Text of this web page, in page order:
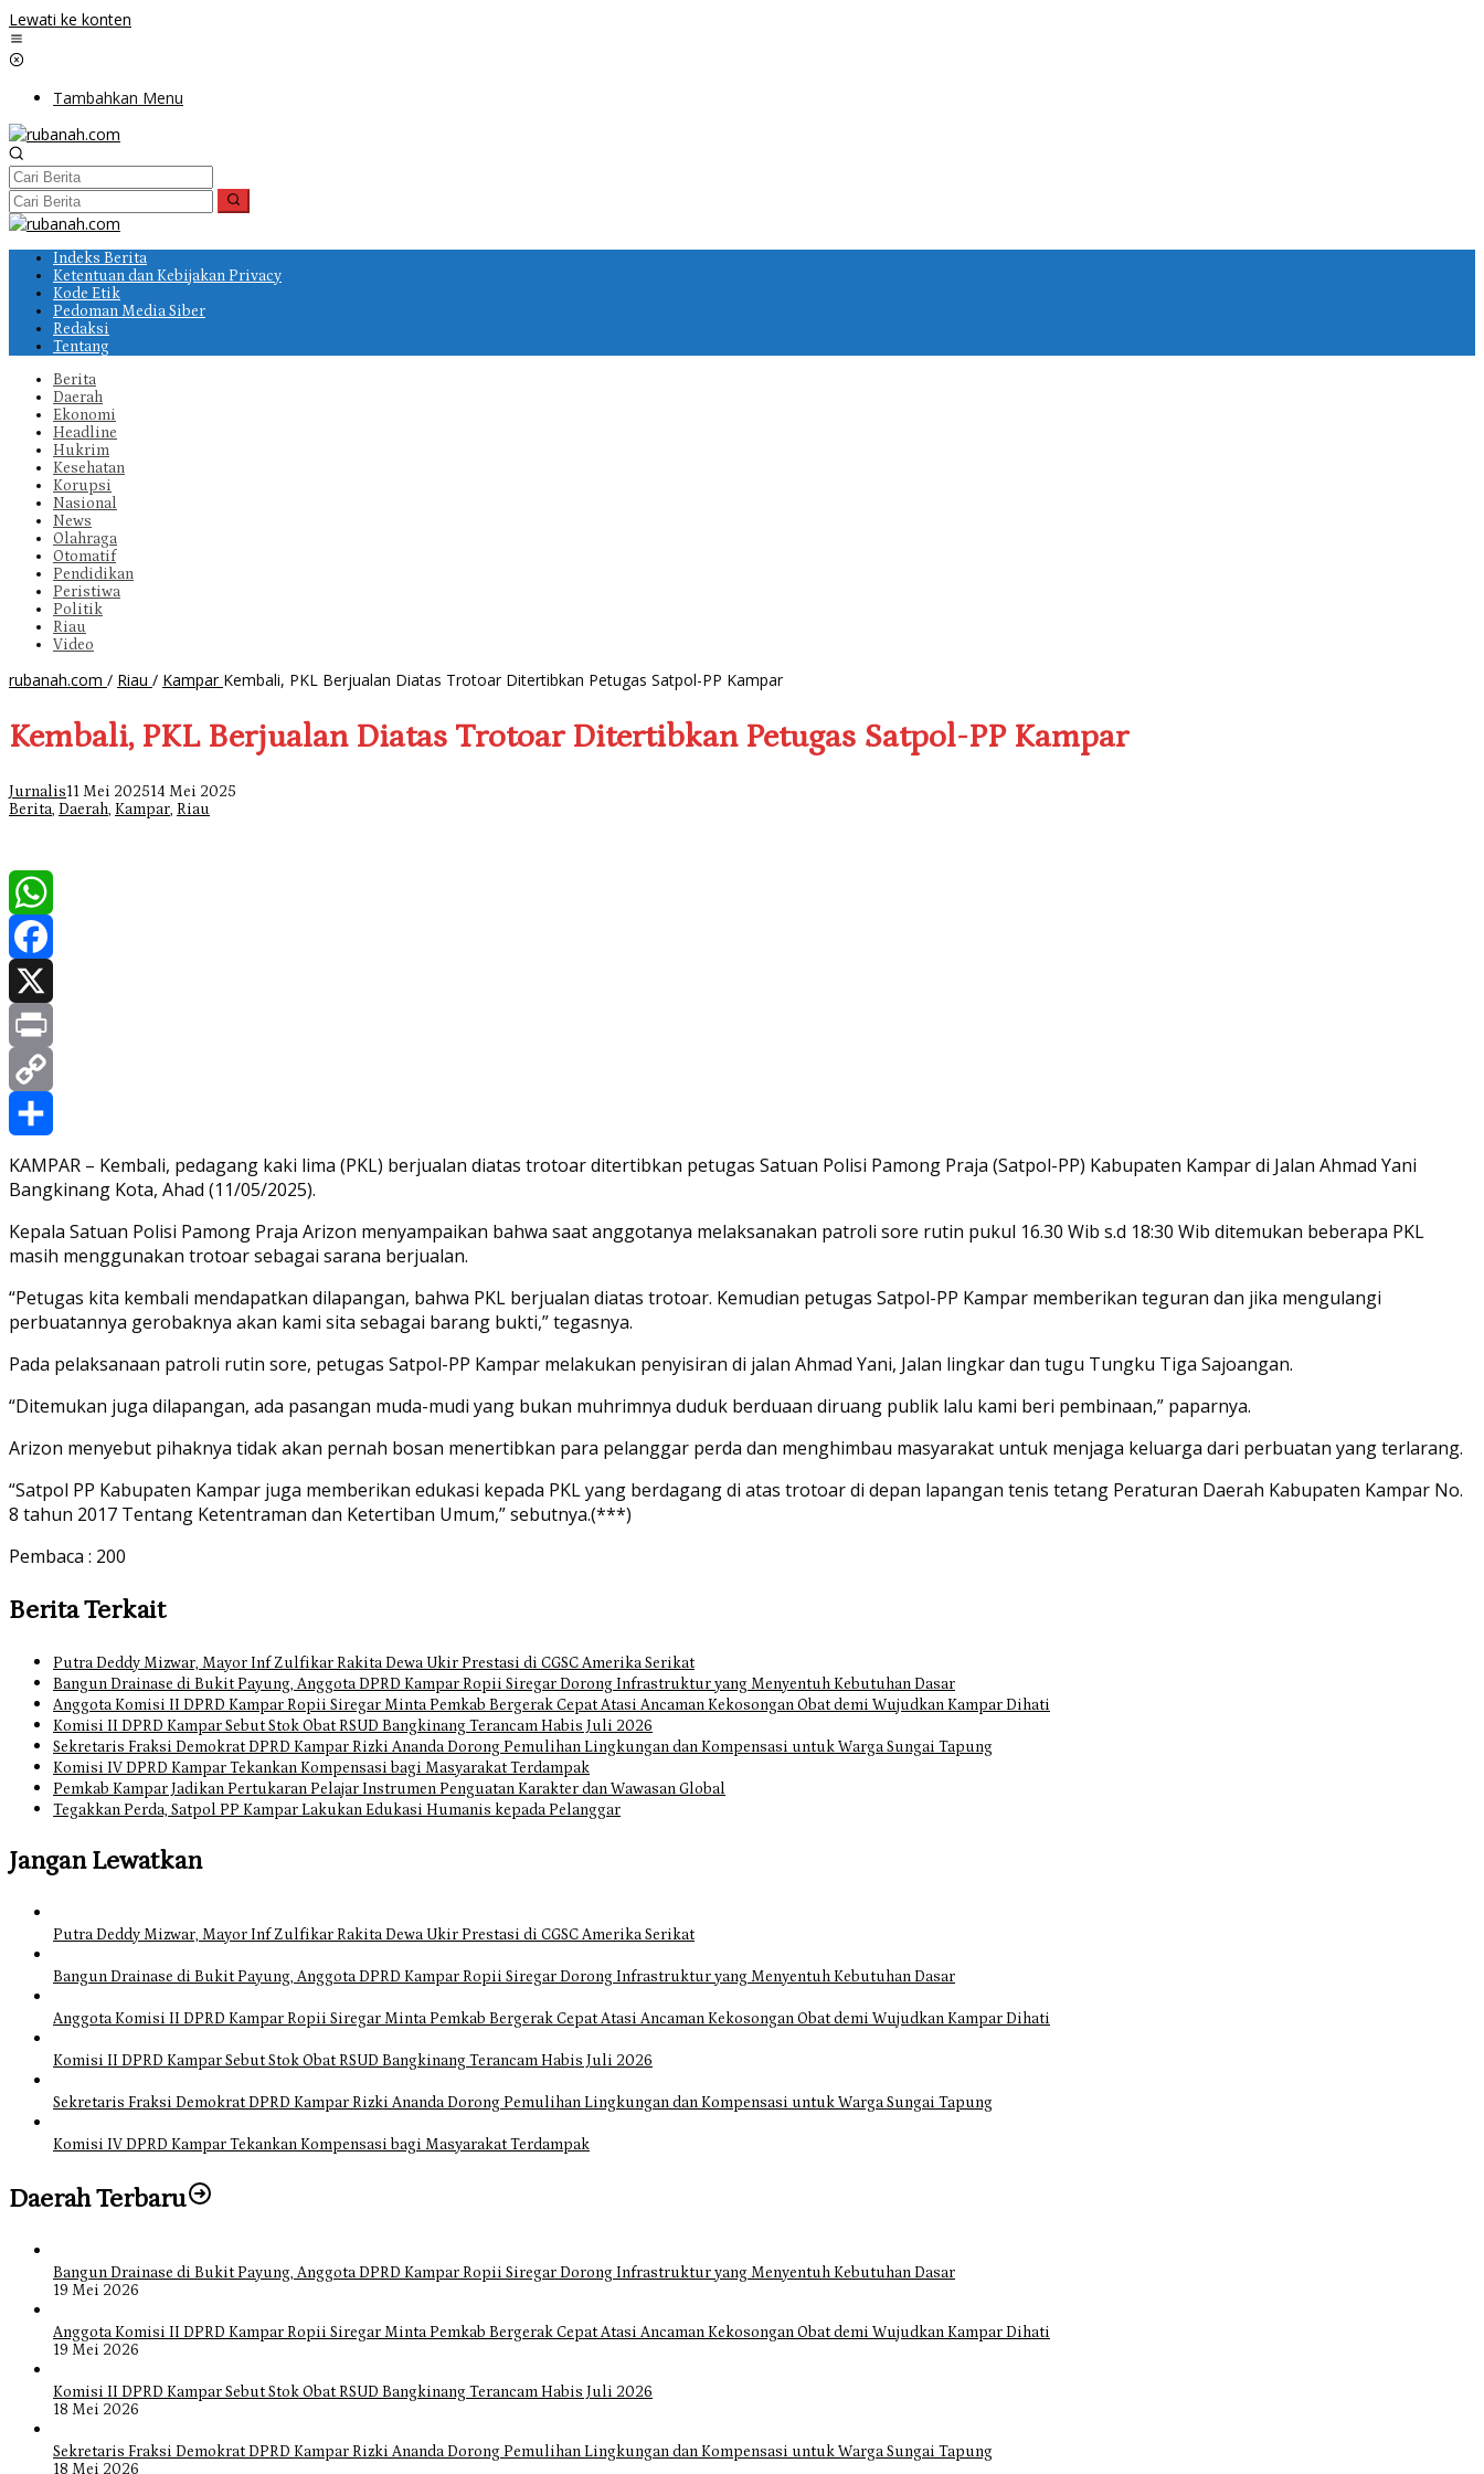
Lewati ke konten
Tambahkan Menu
Indeks Berita
Ketentuan dan Kebijakan Privacy
Kode Etik
Pedoman Media Siber
Redaksi
Tentang
Berita
Daerah
Ekonomi
Headline
Hukrim
Kesehatan
Korupsi
Nasional
News
Olahraga
Otomatif
Pendidikan
Peristiwa
Politik
Riau
Video
rubanah.com / Riau / Kampar Kembali, PKL Berjualan Diatas Trotoar Ditertibkan Petugas Satpol-PP Kampar
Kembali, PKL Berjualan Diatas Trotoar Ditertibkan Petugas Satpol-PP Kampar
Jurnalis11 Mei 202514 Mei 2025
Berita, Daerah, Kampar, Riau
WhatsApp
Facebook
X
Print
Copy
Link
Share
KAMPAR – Kembali, pedagang kaki lima (PKL) berjualan diatas trotoar ditertibkan petugas Satuan Polisi Pamong Praja (Satpol-PP) Kabupaten Kampar di Jalan Ahmad Yani
Bangkinang Kota, Ahad (11/05/2025).
Kepala Satuan Polisi Pamong Praja Arizon menyampaikan bahwa saat anggotanya melaksanakan patroli sore rutin pukul 16.30 Wib s.d 18:30 Wib ditemukan beberapa PKL
masih menggunakan trotoar sebagai sarana berjualan.
“Petugas kita kembali mendapatkan dilapangan, bahwa PKL berjualan diatas trotoar. Kemudian petugas Satpol-PP Kampar memberikan teguran dan jika mengulangi
perbuatannya gerobaknya akan kami sita sebagai barang bukti,” tegasnya.
Pada pelaksanaan patroli rutin sore, petugas Satpol-PP Kampar melakukan penyisiran di jalan Ahmad Yani, Jalan lingkar dan tugu Tungku Tiga Sajoangan.
“Ditemukan juga dilapangan, ada pasangan muda-mudi yang bukan muhrimnya duduk berduaan diruang publik lalu kami beri pembinaan,” paparnya.
Arizon menyebut pihaknya tidak akan pernah bosan menertibkan para pelanggar perda dan menghimbau masyarakat untuk menjaga keluarga dari perbuatan yang terlarang.
“Satpol PP Kabupaten Kampar juga memberikan edukasi kepada PKL yang berdagang di atas trotoar di depan lapangan tenis tetang Peraturan Daerah Kabupaten Kampar No.
8 tahun 2017 Tentang Ketentraman dan Ketertiban Umum,” sebutnya.(***)
Pembaca : 200
Berita Terkait
Putra Deddy Mizwar, Mayor Inf Zulfikar Rakita Dewa Ukir Prestasi di CGSC Amerika Serikat
Bangun Drainase di Bukit Payung, Anggota DPRD Kampar Ropii Siregar Dorong Infrastruktur yang Menyentuh Kebutuhan Dasar
Anggota Komisi II DPRD Kampar Ropii Siregar Minta Pemkab Bergerak Cepat Atasi Ancaman Kekosongan Obat demi Wujudkan Kampar Dihati
Komisi II DPRD Kampar Sebut Stok Obat RSUD Bangkinang Terancam Habis Juli 2026
Sekretaris Fraksi Demokrat DPRD Kampar Rizki Ananda Dorong Pemulihan Lingkungan dan Kompensasi untuk Warga Sungai Tapung
Komisi IV DPRD Kampar Tekankan Kompensasi bagi Masyarakat Terdampak
Pemkab Kampar Jadikan Pertukaran Pelajar Instrumen Penguatan Karakter dan Wawasan Global
Tegakkan Perda, Satpol PP Kampar Lakukan Edukasi Humanis kepada Pelanggar
Jangan Lewatkan
Putra Deddy Mizwar, Mayor Inf Zulfikar Rakita Dewa Ukir Prestasi di CGSC Amerika Serikat
Bangun Drainase di Bukit Payung, Anggota DPRD Kampar Ropii Siregar Dorong Infrastruktur yang Menyentuh Kebutuhan Dasar
Anggota Komisi II DPRD Kampar Ropii Siregar Minta Pemkab Bergerak Cepat Atasi Ancaman Kekosongan Obat demi Wujudkan Kampar Dihati
Komisi II DPRD Kampar Sebut Stok Obat RSUD Bangkinang Terancam Habis Juli 2026
Sekretaris Fraksi Demokrat DPRD Kampar Rizki Ananda Dorong Pemulihan Lingkungan dan Kompensasi untuk Warga Sungai Tapung
Komisi IV DPRD Kampar Tekankan Kompensasi bagi Masyarakat Terdampak
Daerah Terbaru
Bangun Drainase di Bukit Payung, Anggota DPRD Kampar Ropii Siregar Dorong Infrastruktur yang Menyentuh Kebutuhan Dasar
19 Mei 2026
Anggota Komisi II DPRD Kampar Ropii Siregar Minta Pemkab Bergerak Cepat Atasi Ancaman Kekosongan Obat demi Wujudkan Kampar Dihati
19 Mei 2026
Komisi II DPRD Kampar Sebut Stok Obat RSUD Bangkinang Terancam Habis Juli 2026
18 Mei 2026
Sekretaris Fraksi Demokrat DPRD Kampar Rizki Ananda Dorong Pemulihan Lingkungan dan Kompensasi untuk Warga Sungai Tapung
18 Mei 2026